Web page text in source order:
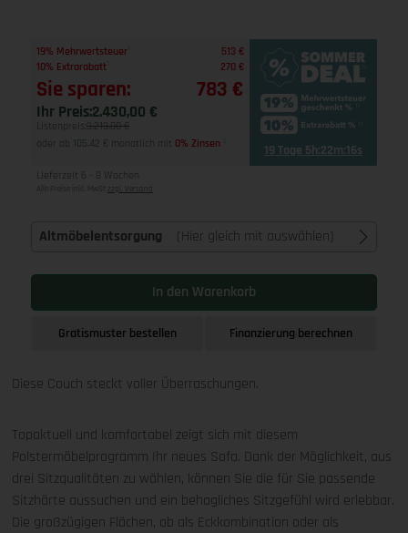
19% Mehrwertsteuer
513 €
10% Extrarabatt
270 €
Sie sparen: 783 €
Ihr Preis:2.430,00 €
Listenpreis: 3.213,00 €
oder ab 105,42 € monatlich mit 0% Zinsen 19 Tage 5h:22m:15s
Lieferzeit 6 - 8 Wochen
Alle Preise inkl. MwSt zzgl. Versand
Altmöbelentsorgung (Hier gleich mit auswählen)
In den Warenkorb
Gratismuster bestellen Finanzierung berechnen
Diese Couch steckt voller Überraschungen.
Topaktuell und komfortabel zeigt sich mit diesem
Polstermöbelprogramm Ihr neues Sofa. Dank der Möglichkeit, aus
drei Sitzqualitäten zu wählen, können Sie die für Sie passende
Sitzhärte aussuchen und ein behagliches Sitzgefühl wird erlebbar.
Die großzügigen Flächen, ob als Eckkombination oder als